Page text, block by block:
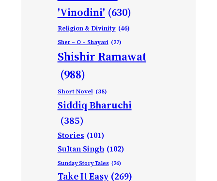
'Vinodini' (630)
Religion & Divinity (46)
Sher – O – Shayari (27)
Shishir Ramawat
(988)
Short Novel (38)
Siddiq Bharuchi
(385)
Stories (101)
Sultan Singh (102)
Sunday Story Tales (26)
Take It Easy (269)